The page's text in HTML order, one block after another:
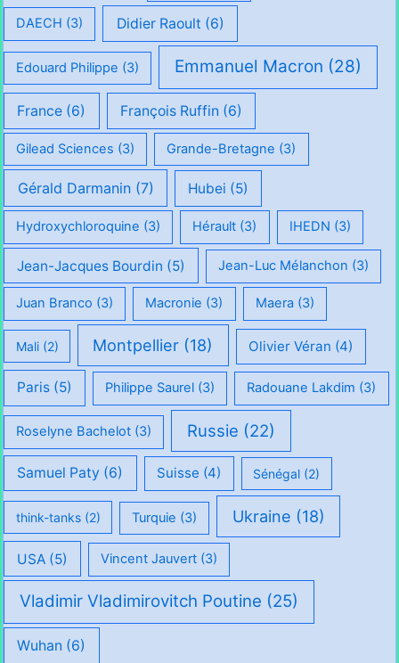
DAECH (3) Didier Raoult (6)
Edouard Philippe (3) Emmanuel Macron (28)
France (6) François Ruffin (6)
Gilead Sciences (3) Grande-Bretagne (3)
Gérald Darmanin(7) Hubei (5)
Hydroxychloroquine (3) Hérault (3) IHEDN (3)
Jean-Jacques Bourdin (5) Jean-Luc Mélanchon (3)
Juan Branco (3) Macronie (3) Maera (3)
Mali(2) Montpellier (18) Olivier Véran (4)
Paris(5) Philippe Saurel (3) Radouane Lakdim (3)
Roselyne Bachelot (3) Russie (22)
Samuel Paty (6) Suisse (4) Sénégal (2)
think-tanks(2) Turquie (3) Ukraine (18)
USA(5) Vincent Jauvert (3)
Vladimir Vladimirovitch Poutine (25)
Wuhan (6)